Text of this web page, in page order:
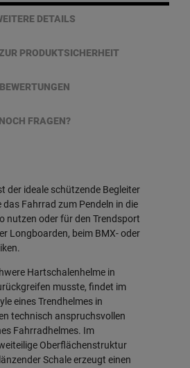
DETAILS
PRODUKTSICHERHEIT
BEWERTUNGEN
NOCH FRAGEN?
der ideale schützende Begleiter
das Fahrrad zum Pendeln in die
nutzen oder für den Trendsport
Longboarden, beim BMX- oder
Hartschalenhelme in
musste, findet im
eines Trendhelmes in
technisch anspruchsvollen
Fahrradhelmes. Im
Oberflächenstruktur
Schale erzeugt einen